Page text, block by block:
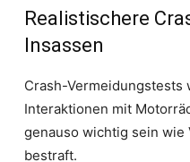
Realistischere
Insassen
Crash-Vermeidungstests
Interaktionen mit
genauso wichtig sein wie
bestraft.